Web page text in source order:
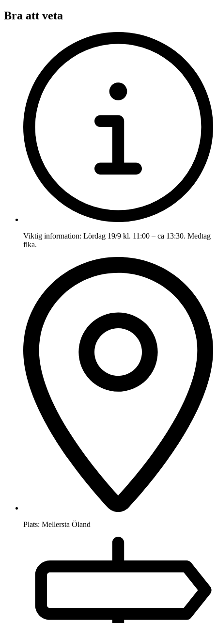
Bra att veta
Viktig information: Lördag 19/9 kl. 11:00 – ca 13:30. Medtag
fika.
Plats: Mellersta Öland